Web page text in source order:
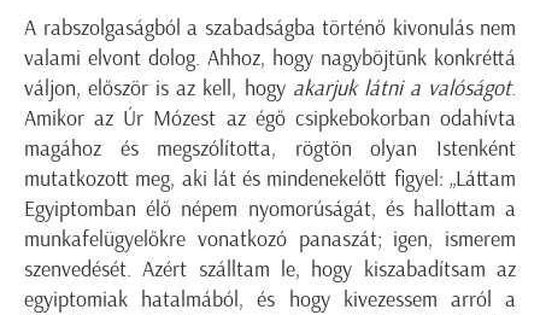
A rabszolgaságból a szabadságba történő kivonulás nem
valami elvont dolog. Ahhoz, hogy nagyböjtünk konkréttá
váljon, először is az kell, hogy akarjuk látni a valóságot.
Amikor az Úr Mózest az égő csipkebokorban odahívta
magához és megszólította, rögtön olyan Istenként
mutatkozott meg, aki lát és mindenekelőtt figyel: „Láttam
Egyiptomban élő népem nyomorúságát, és hallottam a
munkafelügyelőkre vonatkozó panaszát; igen, ismerem
szenvedését. Azért szálltam le, hogy kiszabadítsam az
egyiptomiak hatalmából, és hogy kivezessem arról a